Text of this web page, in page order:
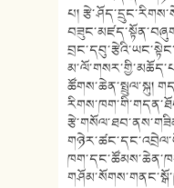
པ།
ཚོགས་ཆེན་སྤྲུལ་སྐུ།